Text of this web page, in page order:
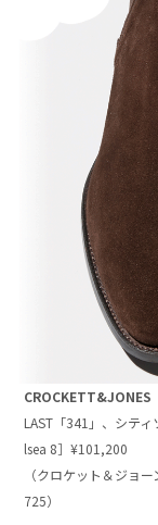
CROCKETT&JONES
LAST「341」、シテ
lsea 8］¥101,200
（クロケット＆ジョ
725）